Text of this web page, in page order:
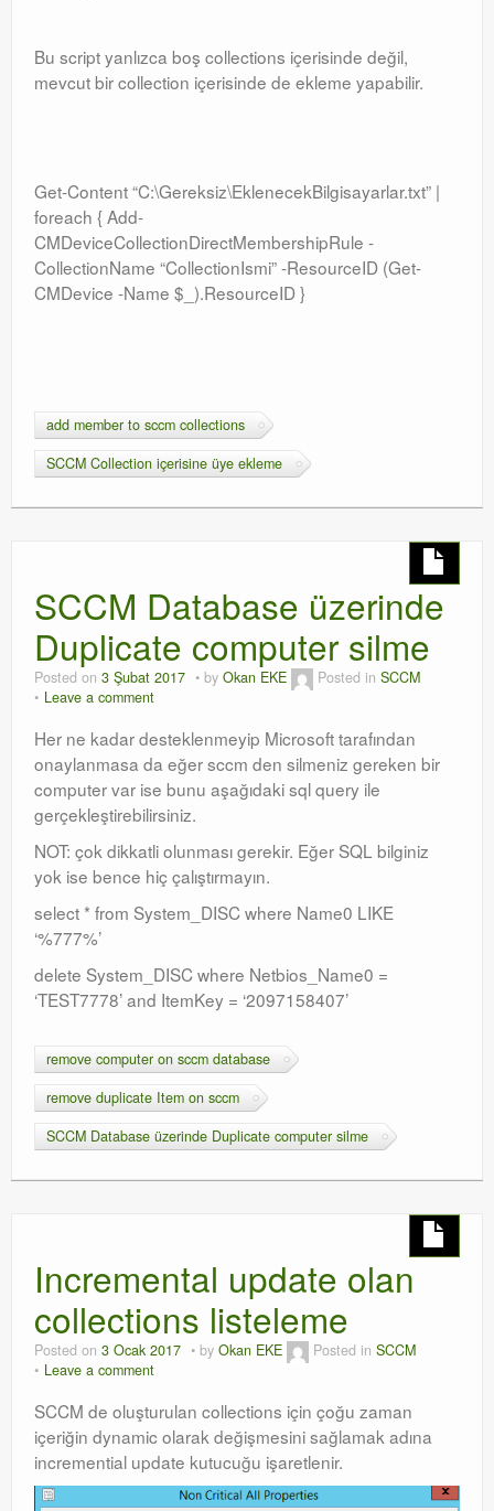
Bu script yanlızca boş collections içerisinde değil,
mevcut bir collection içerisinde de ekleme yapabilir.
Get-Content “C:\Gereksiz\EklenecekBilgisayarlar.txt” |
foreach { Add-
CMDeviceCollectionDirectMembershipRule -
CollectionName “CollectionIsmi” -ResourceID (Get-
CMDevice -Name $_).ResourceID }
add member to sccm collections
SCCM Collection içerisine üye ekleme
SCCM Database üzerinde
Duplicate computer silme
Posted on 3 Şubat 2017 by Okan EKE Posted in SCCM
Leave a comment
Her ne kadar desteklenmeyip Microsoft tarafından
onaylanmasa da eğer sccm den silmeniz gereken bir
computer var ise bunu aşağıdaki sql query ile
gerçekleştirebilirsiniz.
NOT: çok dikkatli olunması gerekir. Eğer SQL bilginiz
yok ise bence hiç çalıştırmayın.
select * from System_DISC where Name0 LIKE
‘%777%’
delete System_DISC where Netbios_Name0 =
‘TEST7778’ and ItemKey = ‘2097158407’
remove computer on sccm database
remove duplicate Item on sccm
SCCM Database üzerinde Duplicate computer silme
Incremental update olan
collections listeleme
Posted on 3 Ocak 2017 by Okan EKE Posted in SCCM
Leave a comment
SCCM de oluşturulan collections için çoğu zaman
içeriğin dynamic olarak değişmesini sağlamak adına
incremential update kutucuğu işaretlenir.